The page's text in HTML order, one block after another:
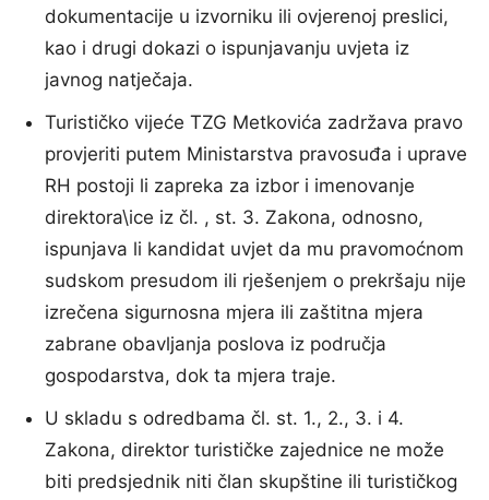
dokumentacije u izvorniku ili ovjerenoj preslici,
kao i drugi dokazi o ispunjavanju uvjeta iz
javnog natječaja.
Turističko vijeće TZG Metkovića zadržava pravo
provjeriti putem Ministarstva pravosuđa i uprave
RH postoji li zapreka za izbor i imenovanje
direktora\ice iz čl. , st. 3. Zakona, odnosno,
ispunjava li kandidat uvjet da mu pravomoćnom
sudskom presudom ili rješenjem o prekršaju nije
izrečena sigurnosna mjera ili zaštitna mjera
zabrane obavljanja poslova iz područja
gospodarstva, dok ta mjera traje.
U skladu s odredbama čl. st. 1., 2., 3. i 4.
Zakona, direktor turističke zajednice ne može
biti predsjednik niti član skupštine ili turističkog